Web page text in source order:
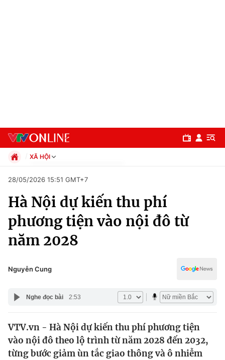
Chuyên mục
Chính trị
Thế giới
XÃ HỘI
Xã hội
Pháp luật
Kinh tế
Thể thao
Truyền hình
Đời sống
Giáo dục
28/05/2026 15:51 GMT+7
Hà Nội dự kiến thu phí
phương tiện vào nội đô từ
năm 2028
Nguyễn Cung
Nghe đọc bài 2:53
VTV.vn - Hà Nội dự kiến thu phí phương tiện
vào nội đô theo lộ trình từ năm 2028 đến 2032,
từng bước giảm ùn tắc giao thông và ô nhiễm